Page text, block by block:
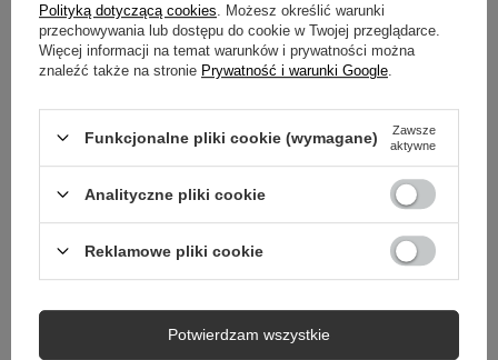
SZCZEGÓŁOWE DANE
DO POBRANIA
Potrzebujesz pomocy? Masz pytania?
najciekawsze pytania i odpowiedzi publikując
Zadaj pytanie
Polityką dotyczącą cookies . Możesz określić warunki
przechowywania lub dostępu do cookie w Twojej przeglądarce.
Więcej informacji na temat warunków i prywatności można
znaleźć także na stronie Prywatność i warunki Google
Funkcjonalne pliki cookie (wymagane)
Zawsze
aktywne
Analityczne pliki cookie
Reklamowe pliki cookie
Potwierdzam wszystkie